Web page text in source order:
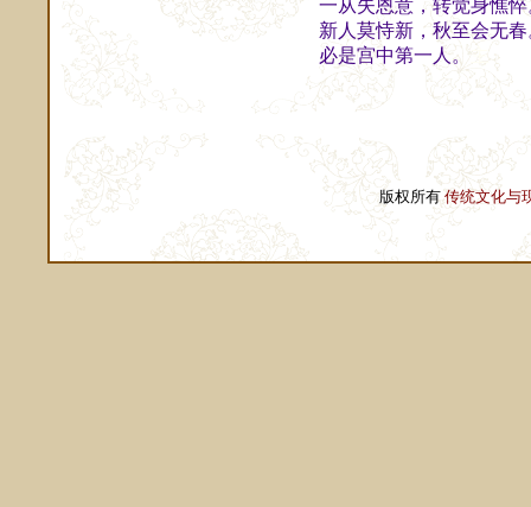
一从失恩意，转觉身憔
新人莫恃新，秋至会无
必是宫中第一人。主
版权所有传统文化与